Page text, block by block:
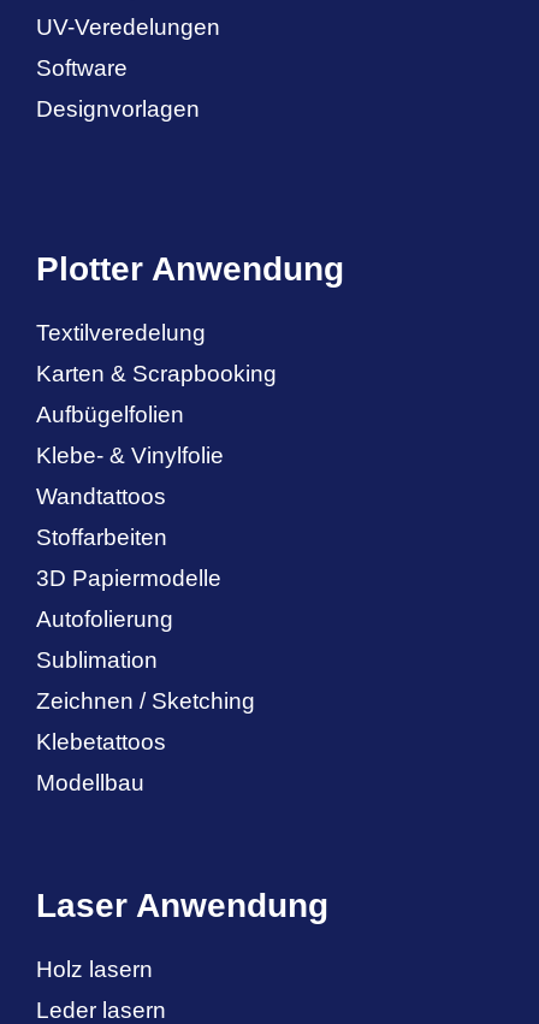
UV-Veredelungen
Software
Designvorlagen
Plotter Anwendung
Textilveredelung
Karten & Scrapbooking
Aufbügelfolien
Klebe- & Vinylfolie
Wandtattoos
Stoffarbeiten
3D Papiermodelle
Autofolierung
Sublimation
Zeichnen / Sketching
Klebetattoos
Modellbau
Laser Anwendung
Holz lasern
Leder lasern